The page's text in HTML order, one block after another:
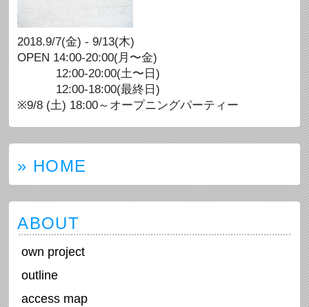
2018.9/7(金) - 9/13(木)
OPEN 14:00-20:00(月〜金)
12:00-20:00(土〜日)
12:00-18:00(最終日)
※9/8 (土) 18:00～オープニングパーティー
» HOME
ABOUT
own project
outline
access map